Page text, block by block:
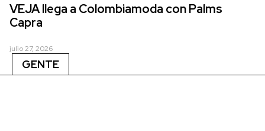
VEJA llega a Colombiamoda con Palms
Capra
julio 27, 2026
GENTE